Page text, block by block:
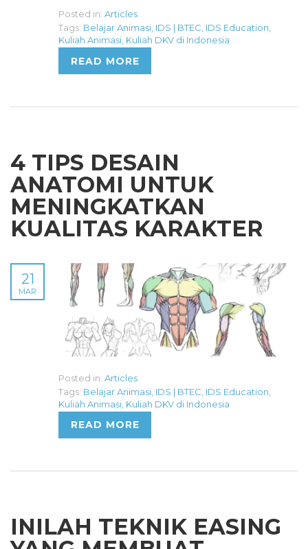
Posted in: Articles
Tags: Belajar Animasi, IDS | BTEC, IDS Education,
Kuliah Animasi, Kuliah DKV di Indonesia
READ MORE
4 TIPS DESAIN
ANATOMI UNTUK
MENINGKATKAN
KUALITAS KARAKTER
21
MAR
Posted in: Articles
Tags: Belajar Animasi IDS | BTEC IDS Education
Kuliah Animasi Kuliah DKV di Indonesia
READ MORE
INILAH TEKNIK EASING